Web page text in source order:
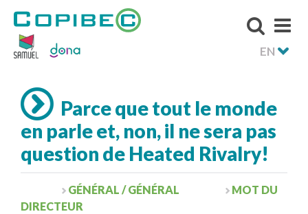
EN
Parce que tout le monde
en parle et, non, il ne sera pas
question de Heated Rivalry!
GÉNÉRAL / GÉNÉRAL
MOT DU
DIRECTEUR